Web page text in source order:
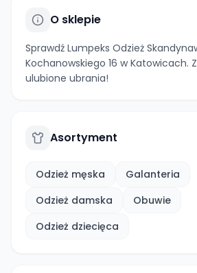
O sklepie
Sprawdź Lumpeks Odzież
Kochanowskiego 16 w Katowicach.
ulubione ubrania!
Asortyment
Odzież męska
Galanteria
Odzież damska
Obuwie
Odzież dziecięca